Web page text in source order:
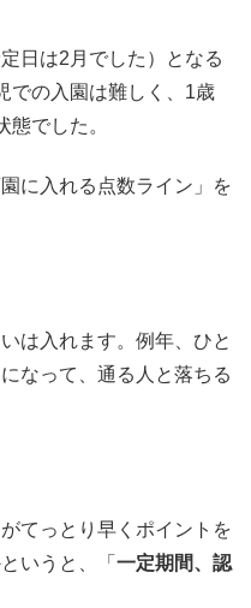
日は2月でした）となる
での入園は難しく、1歳
態でした。
に入れる点数ライン」を
は入れます。例年、ひと
なって、通る人と落ちる
てっとり早くポイントを
いうと、「 一定期間、認